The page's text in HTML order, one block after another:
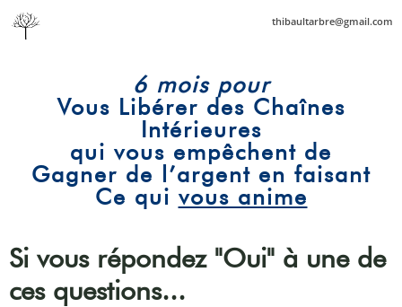
thibaultarbre@gmail.com
m
6 mois pour
Vous Libérer des Chaînes
Intérieures
qui vous empêchent de
Gagner de l’argent en faisant
Ce qui vous anime
Si vous répondez "Oui" à une de
ces questions...
m